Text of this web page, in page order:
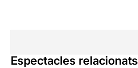
Espectacles relacionats